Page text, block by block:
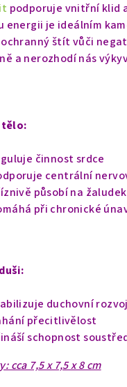
podporuje vnitřní klid
energii je ideálním
štít vůči
a nerozhodí nás
tělo:
činnost srdce
centrální
působí na žaludek
při chronické
duchovní rozvoj
přecitlivělost
schopnost
cca 7,5 x 7,5 x 8 cm